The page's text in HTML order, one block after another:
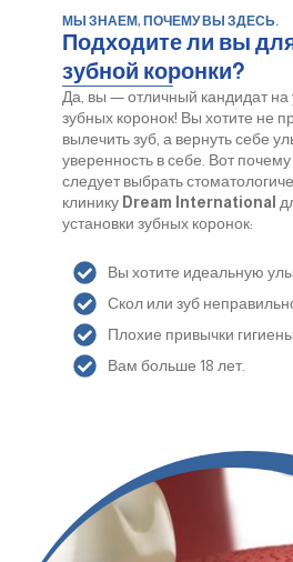
МЫ ЗНАЕМ, ПОЧЕМУ ВЫ ЗДЕСЬ.
Подходите ли вы
зубной коронки?
Да, вы — отличный кандидат на
зубных коронок! Вы хотите не
вылечить зуб, а вернуть себе
уверенность в себе. Вот
следует выбрать
клинику Dream International
установки зубных коронок:
Вы хотите идеальную
Скол или зуб
Плохие привычки
Вам больше 18 лет.